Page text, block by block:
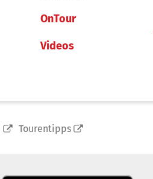
OnTour
Videos
Tourentipps